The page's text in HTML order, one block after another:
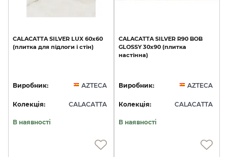
CALACATTA SILVER LUX 60x60
(плитка для підлоги і стін)
Виробник: AZTECA
Колекція: CALACATTA
В наявності
CALACATTA SILVER R90 BOB
GLOSSY 30х90 (плитка
настінна)
Виробник: AZTECA
Колекція: CALACATTA
В наявності